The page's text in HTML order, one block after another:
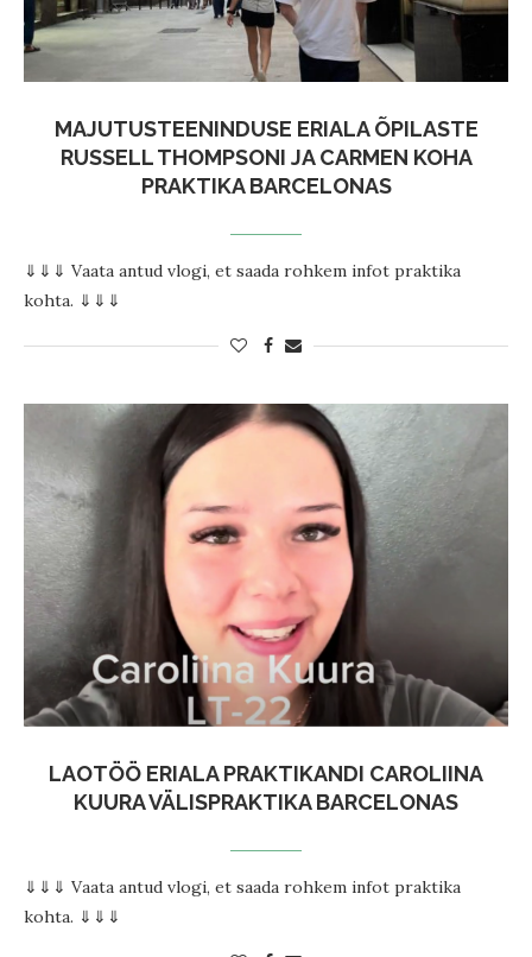
MAJUTUSTEENINDUSE ERIALA ÕPILASTE
RUSSELL THOMPSONI JA CARMEN KOHA
PRAKTIKA BARCELONAS
⇓⇓⇓ Vaata antud vlogi, et saada rohkem infot praktika
kohta. ⇓⇓⇓
LAOTÖÖ ERIALA PRAKTIKANDI CAROLIINA
KUURA VÄLISPRAKTIKA BARCELONAS
⇓⇓⇓ Vaata antud vlogi, et saada rohkem infot praktika
kohta. ⇓⇓⇓